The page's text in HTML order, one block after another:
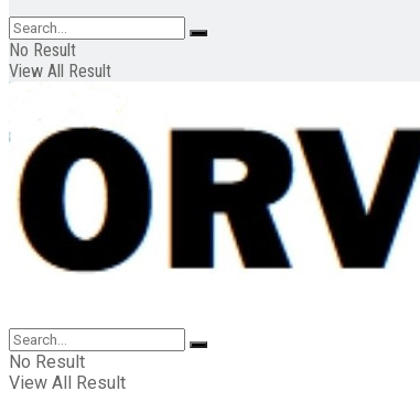
No Result
View All Result
No Result
View All Result